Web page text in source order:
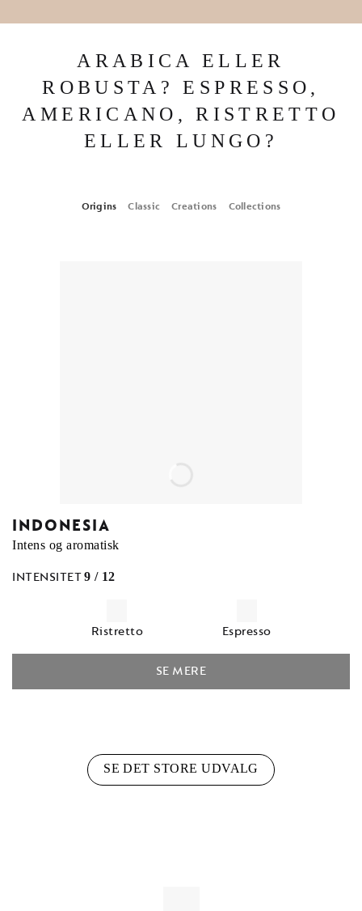
ARABICA ELLER
ROBUSTA? ESPRESSO,
AMERICANO, RISTRETTO
ELLER LUNGO?
Origins Classic Creations Collections
INDONESIA
Intens og aromatisk
INTENSITET9 / 12
Ristretto Espresso
SE MERE
SE DET STORE UDVALG